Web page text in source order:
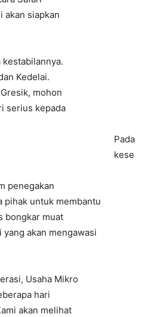
akan siapkan
Kedelai.
mohon
serius kepada
Pada
kese
penegakan
pihak untuk membantu
bongkar muat
akan mengawasi
Usaha Mikro
hari
akan melihat